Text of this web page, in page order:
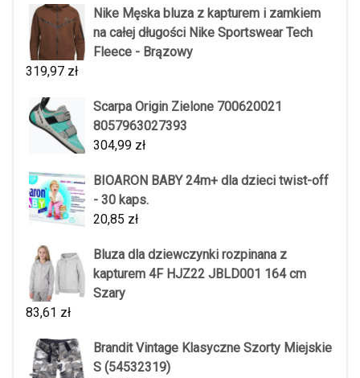
Nike Męska bluza z kapturem i zamkiem
na całej długości Nike Sportswear Tech
Fleece - Brązowy
319,97 zł
Scarpa Origin Zielone 700620021
8057963027393
304,99 zł
BIOARON BABY 24m+ dla dzieci twist-off
- 30 kaps.
20,85 zł
Bluza dla dziewczynki rozpinana z
kapturem 4F HJZ22 JBLD001 164 cm
Szary
83,61 zł
Brandit Vintage Klasyczne Szorty Miejskie
S (54532319)